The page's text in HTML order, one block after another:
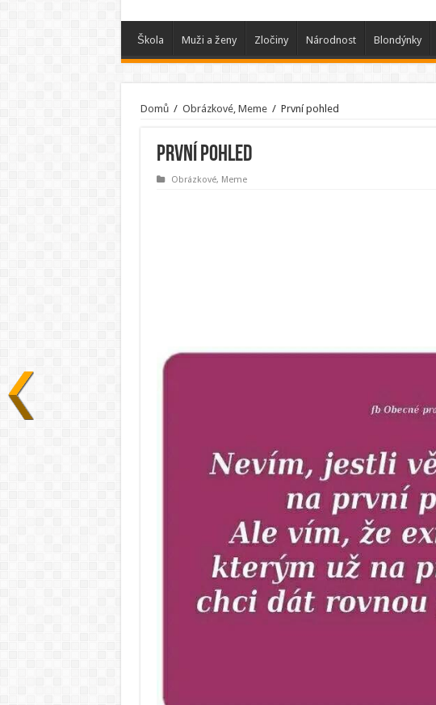
Škola Muži a ženy Zločiny Národnost Blondýnky
Domů / Obrázkové, Meme / První pohled
První pohled
Obrázkové, Meme